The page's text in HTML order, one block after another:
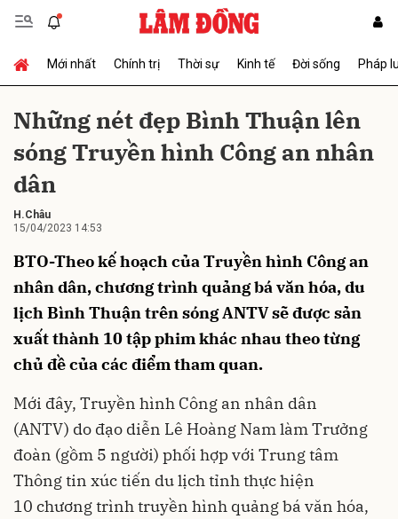
Mới nhất Chính trị Thời sự Kinh tế Đời sống Pháp
Những nét đẹp Bình Thuận lên
sóng Truyền hình Công an nhân
dân
H.Châu
15/04/2023 14:53
BTO-Theo kế hoạch của Truyền hình Công an
nhân dân, chương trình quảng bá văn hóa, du
lịch Bình Thuận trên sóng ANTV sẽ được sản
xuất thành 10 tập phim khác nhau theo từng
chủ đề của các điểm tham quan.
Mới đây, Truyền hình Công an nhân dân
(ANTV) do đạo diễn Lê Hoàng Nam làm Trưởng
đoàn (gồm 5 người) phối hợp với Trung tâm
Thông tin xúc tiến du lịch tỉnh thực hiện
10 chương trình truyền hình quảng bá văn hóa,
Gửi bình luận
Hủy Gửi